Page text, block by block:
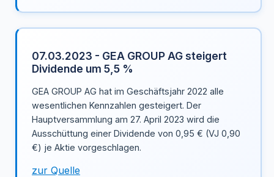
07.03.2023 - GEA GROUP AG steigert
Dividende um 5,5 %
GEA GROUP AG hat im Geschäftsjahr 2022 alle
wesentlichen Kennzahlen gesteigert. Der
Hauptversammlung am 27. April 2023 wird die
Ausschüttung einer Dividende von 0,95 € (VJ 0,90
€) je Aktie vorgeschlagen.
zur Quelle